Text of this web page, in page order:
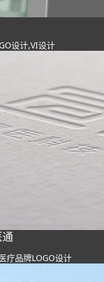
设计,VI设计
疗品牌LOGO设计